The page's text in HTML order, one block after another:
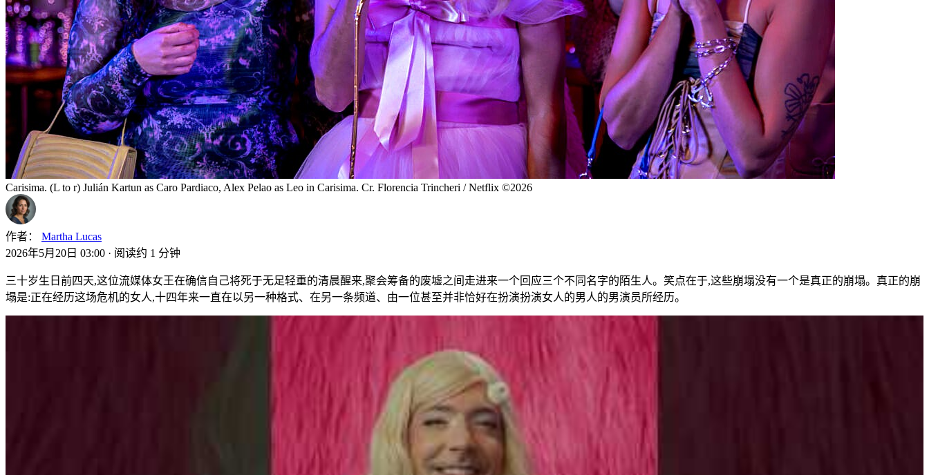
Carisima. (L to r) Julián Kartun as Caro Pardiaco, Alex Pelao as Leo in Carisima. Cr. Florencia Trincheri / Netflix ©2026
作者：
Martha Lucas
2026年5月20日 03:00 · 阅读约 1 分钟
三十岁生日前四天,这位流媒体女王在确信自己将死于无足轻重的清晨醒来,聚会筹备的废墟之间走进来一个回应三个不同名字的陌生人。笑点在于,这些崩塌没有一个是真正的崩塌。真正的崩
塌是:正在经历这场危机的女人,十四年来一直在以另一种格式、在另一条频道、由一位甚至并非恰好在扮演扮演女人的男人的男演员所经历。